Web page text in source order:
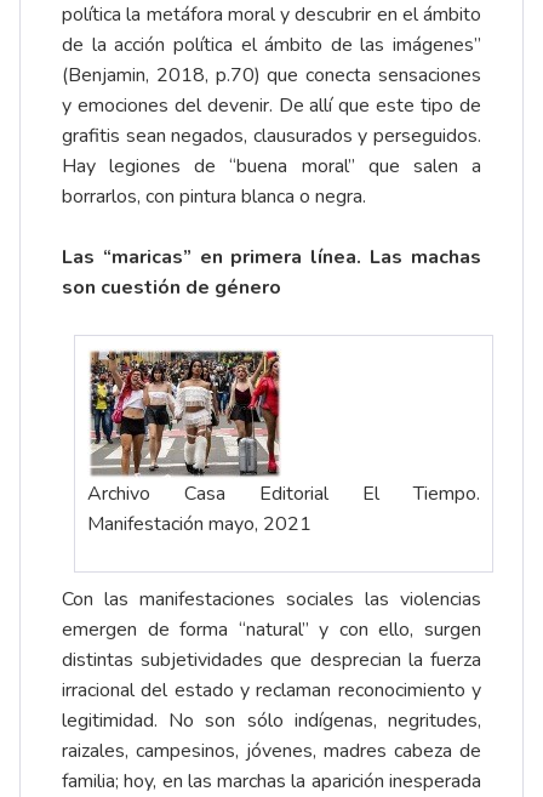
política la metáfora moral y descubrir en el ámbito
de la acción política el ámbito de las imágenes”
(Benjamin, 2018, p.70) que conecta sensaciones
y emociones del devenir. De allí que este tipo de
grafitis sean negados, clausurados y perseguidos.
Hay legiones de “buena moral” que salen a
borrarlos, con pintura blanca o negra.
Las “maricas” en primera línea. Las machas
son cuestión de género
Archivo Casa Editorial El Tiempo.
Manifestación mayo, 2021
Con las manifestaciones sociales las violencias
emergen de forma “natural” y con ello, surgen
distintas subjetividades que desprecian la fuerza
irracional del estado y reclaman reconocimiento y
legitimidad. No son sólo indígenas, negritudes,
raizales, campesinos, jóvenes, madres cabeza de
familia; hoy, en las marchas la aparición inesperada